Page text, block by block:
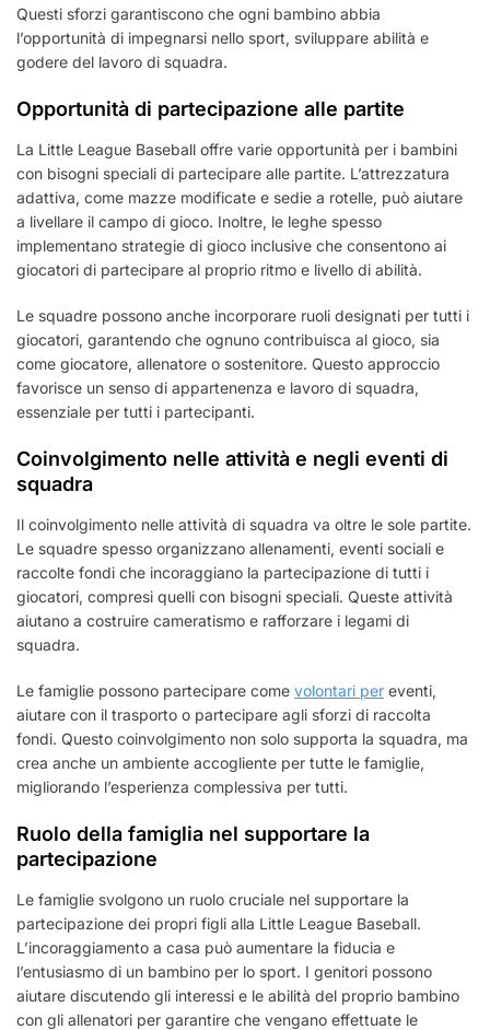
Questi sforzi garantiscono che ogni bambino abbia
l’opportunità di impegnarsi nello sport, sviluppare abilità e
godere del lavoro di squadra.
Opportunità di partecipazione alle partite
La Little League Baseball offre varie opportunità per i bambini
con bisogni speciali di partecipare alle partite. L’attrezzatura
adattiva, come mazze modificate e sedie a rotelle, può aiutare
a livellare il campo di gioco. Inoltre, le leghe spesso
implementano strategie di gioco inclusive che consentono ai
giocatori di partecipare al proprio ritmo e livello di abilità.
Le squadre possono anche incorporare ruoli designati per tutti i
giocatori, garantendo che ognuno contribuisca al gioco, sia
come giocatore, allenatore o sostenitore. Questo approccio
favorisce un senso di appartenenza e lavoro di squadra,
essenziale per tutti i partecipanti.
Coinvolgimento nelle attività e negli eventi di
squadra
Il coinvolgimento nelle attività di squadra va oltre le sole partite.
Le squadre spesso organizzano allenamenti, eventi sociali e
raccolte fondi che incoraggiano la partecipazione di tutti i
giocatori, compresi quelli con bisogni speciali. Queste attività
aiutano a costruire cameratismo e rafforzare i legami di
squadra.
Le famiglie possono partecipare come volontari per eventi,
aiutare con il trasporto o partecipare agli sforzi di raccolta
fondi. Questo coinvolgimento non solo supporta la squadra, ma
crea anche un ambiente accogliente per tutte le famiglie,
migliorando l’esperienza complessiva per tutti.
Ruolo della famiglia nel supportare la
partecipazione
Le famiglie svolgono un ruolo cruciale nel supportare la
partecipazione dei propri figli alla Little League Baseball.
L’incoraggiamento a casa può aumentare la fiducia e
l’entusiasmo di un bambino per lo sport. I genitori possono
aiutare discutendo gli interessi e le abilità del proprio bambino
con gli allenatori per garantire che vengano effettuate le